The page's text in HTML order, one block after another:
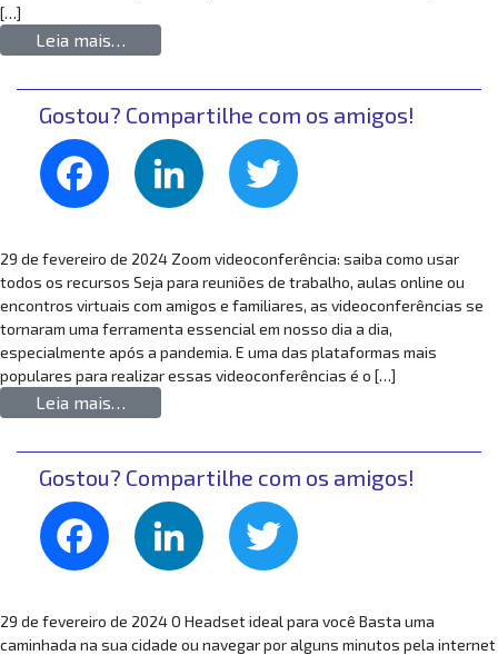
[…]
Leia mais…
Gostou? Compartilhe com os amigos!
Facebook LinkedIn
29 de fevereiro de 2024 Zoom videoconferência: saiba como usar
todos os recursos Seja para reuniões de trabalho, aulas online ou
encontros virtuais com amigos e familiares, as videoconferências se
tornaram uma ferramenta essencial em nosso dia a dia,
especialmente após a pandemia. E uma das plataformas mais
populares para realizar essas videoconferências é o […]
Leia mais…
Gostou? Compartilhe com os amigos!
Facebook LinkedIn
29 de fevereiro de 2024 O Headset ideal para você Basta uma
caminhada na sua cidade ou navegar por alguns minutos pela internet